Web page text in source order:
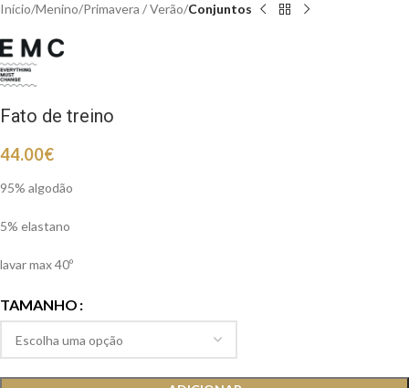
Início Menino Primavera / Verão Conjuntos
Fato de treino
44.00€
95% algodão
5% elastano
lavar max 40º
TAMANHO